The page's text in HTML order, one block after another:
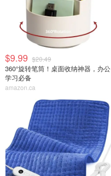
$9.99 $20.49
360°旋转笔筒！桌面收纳神器，办公
学习必备
amazon.ca